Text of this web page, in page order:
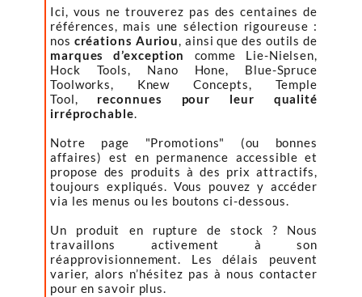
Ici, vous ne trouverez pas des centaines de
références, mais une sélection rigoureuse :
nos créations Auriou, ainsi que des outils de
marques d’exception
comme Lie-Nielsen,
Hock Tools, Nano Hone, Blue-Spruce
Toolworks, Knew Concepts, Temple
Tool, reconnues pour leur qualité
irréprochable.
Notre page "Promotions" (ou bonnes
affaires) est en permanence accessible et
propose des produits à des prix attractifs,
toujours expliqués. Vous pouvez y accéder
via les menus ou les boutons ci-dessous.
Un produit en rupture de stock ? Nous
travaillons activement à son
réapprovisionnement. Les délais peuvent
varier, alors n’hésitez pas à nous contacter
pour en savoir plus.